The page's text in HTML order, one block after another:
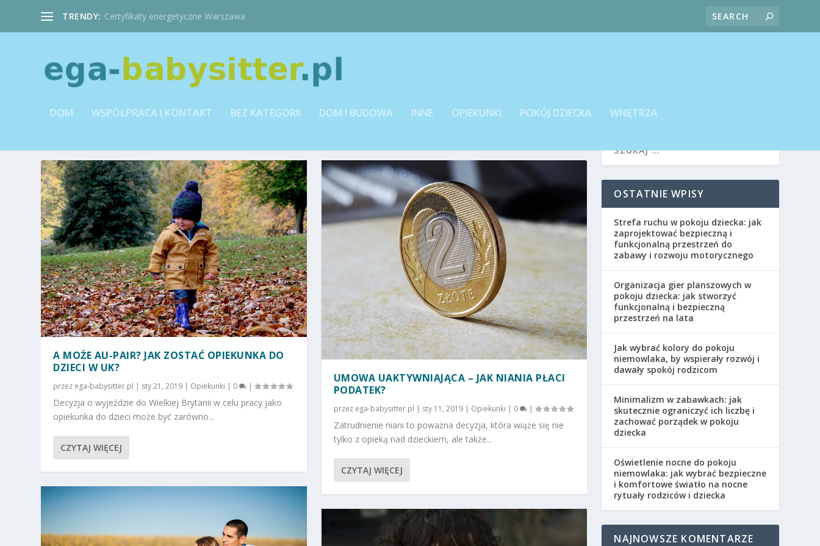
TRENDY: Certyfikaty energetyczne Warszawa
DOM WSPÓŁPRACA I KONTAKT BEZ KATEGORII DOM I BUDOWA INNE OPIEKUNKI POKÓJ DZIECKA WNĘTRZA
A MOŻE AU-PAIR? JAK ZOSTAĆ OPIEKUNKA DO
DZIECI W UK?
przez ega-babysitter.pl | sty 21, 2019 | Opiekunki | 0 |
Decyzja o wyjeździe do Wielkiej Brytanii w celu pracy jako
opiekunka do dzieci może być zarówno...
CZYTAJ WIĘCEJ
UMOWA UAKTYWNIAJĄCA – JAK NIANIA PŁACI
PODATEK?
przez ega-babysitter.pl | sty 11, 2019| Opiekunki | 0 |
Zatrudnienie niani to poważna decyzja, która wiąże się nie
tylko z opieką nad dzieckiem, ale także...
CZYTAJ WIĘCEJ
OSTATNIE WPISY
Strefa ruchu w pokoju dziecka: jak
zaprojektować bezpieczną i
funkcjonalną przestrzeń do
zabawy i rozwoju motorycznego
Organizacja gier planszowych w
pokoju dziecka: jak stworzyć
funkcjonalną i bezpieczną
przestrzeń na lata
Jak wybrać kolory do pokoju
niemowlaka, by wspierały rozwój i
dawały spokój rodzicom
Minimalizm w zabawkach: jak
skutecznie ograniczyć ich liczbę i
zachować porządek w pokoju
dziecka
Oświetlenie nocne do pokoju
niemowlaka: jak wybrać bezpieczne
i komfortowe światło na nocne
rytuały rodziców i dziecka
NAJNOWSZE KOMENTARZE